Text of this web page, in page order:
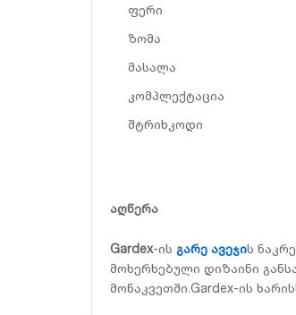
ფერი
ზომა
მასალა
კომპლექტაცია
შტრიხკოდი
აღწერა
Gardex-ის გარე ავეჯის
მოხერხებული დიზაინი
მონაკვეთში.Gardex-ის